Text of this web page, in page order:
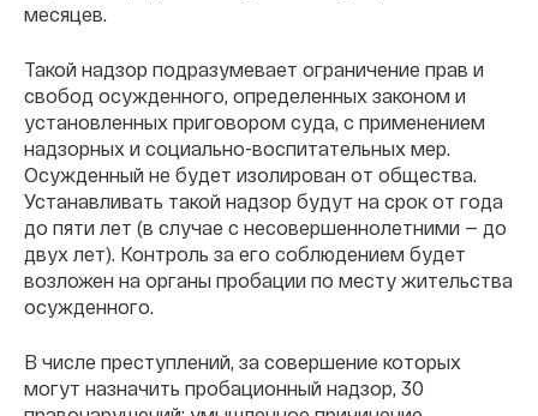
месяцев.
Такой надзор подразумевает ограничение прав и
свобод осужденного, определенных законом и
установленных приговором суда, с применением
надзорных и социально-воспитательных мер.
Осужденный не будет изолирован от общества.
Устанавливать такой надзор будут на срок от года
до пяти лет (в случае с несовершеннолетними — до
двух лет). Контроль за его соблюдением будет
возложен на органы пробации по месту жительства
осужденного.
В числе преступлений, за совершение которых
могут назначить пробационный надзор, 30